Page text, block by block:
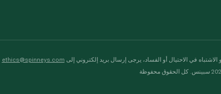
في الاحتيال أو الفساد، يرجى إرسال بريد إلكتروني إلى ethics@spinneys.com